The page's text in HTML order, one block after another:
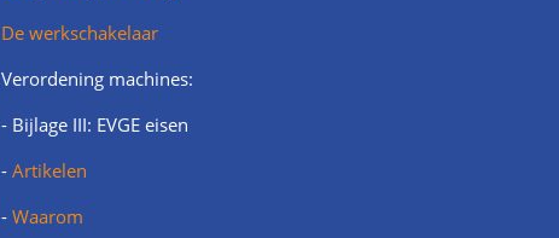
De werkschakelaar
Verordening machines:
- Bijlage III: EVGE eisen
- Artikelen
- Waarom